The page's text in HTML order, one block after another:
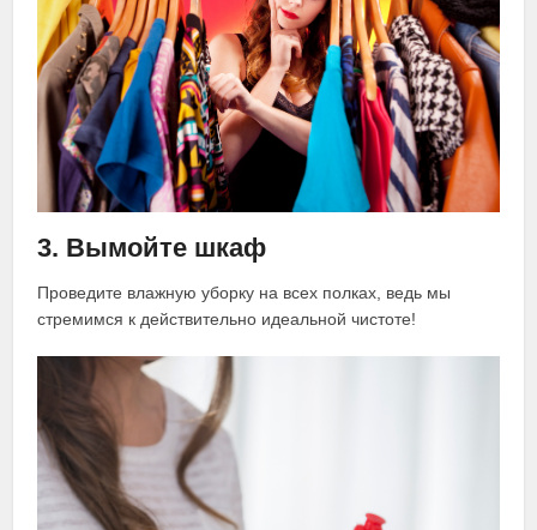
3. Вымойте шкаф
Проведите влажную уборку на всех полках, ведь мы
стремимся к действительно идеальной чистоте!